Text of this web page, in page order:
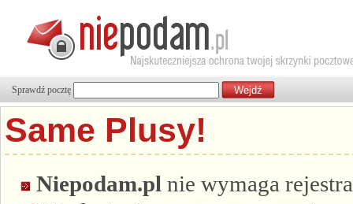
Sprawdź pocztę
Same Plusy!
Niepodam.pl nie wymaga